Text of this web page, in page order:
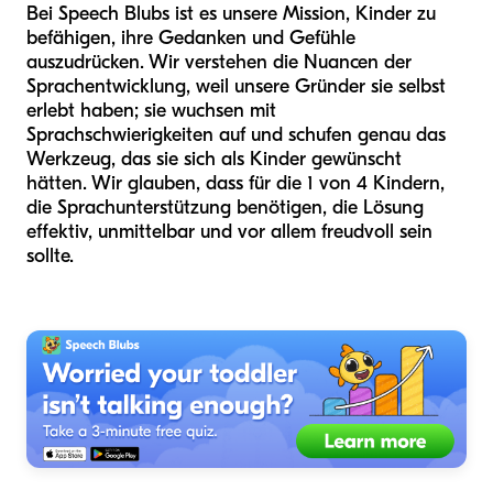
Bei Speech Blubs ist es unsere Mission, Kinder zu
befähigen, ihre Gedanken und Gefühle
auszudrücken. Wir verstehen die Nuancen der
Sprachentwicklung, weil unsere Gründer sie selbst
erlebt haben; sie wuchsen mit
Sprachschwierigkeiten auf und schufen genau das
Werkzeug, das sie sich als Kinder gewünscht
hätten. Wir glauben, dass für die 1 von 4 Kindern,
die Sprachunterstützung benötigen, die Lösung
effektiv, unmittelbar und vor allem freudvoll sein
sollte.